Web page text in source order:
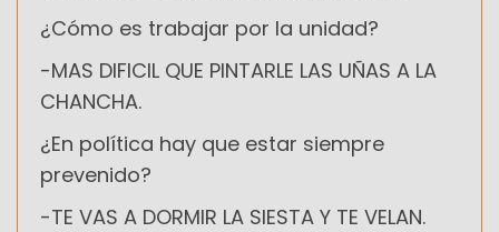
¿Cómo es trabajar por la unidad?
-MAS DIFICIL QUE PINTARLE LAS UÑAS A LA
CHANCHA.
¿En política hay que estar siempre
prevenido?
-TE VAS A DORMIR LA SIESTA Y TE VELAN.